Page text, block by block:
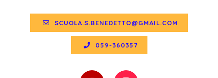
SCUOLA.S.BENEDETTO@GMAIL.COM
059-360357